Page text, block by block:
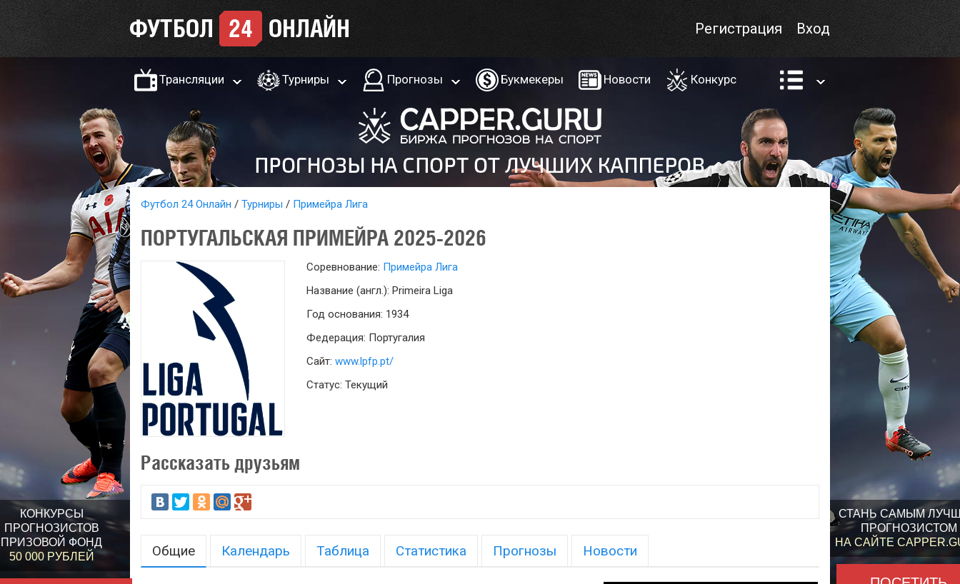
КОНКУРСЫ
ПРОГНОЗИСТОВ
ПРИЗОВОЙ ФОНД
50 000 РУБЛЕЙ
СТАНЬ САМЫМ
ПРОГНОЗИСТОМ
НА САЙТЕ
Вход
Регистрация
Трансляции Турниры Прогнозы Букмекеры Новости Конкурс
Футбол 24 Онлайн Турниры Примейра Лига
ПОРТУГАЛЬСКАЯ ПРИМЕЙРА 2025-2026
Соревнование: Примейра Лига
Название (англ.): Primeira Liga
Год основания: 1934
Федерация: Португалия
Сайт: www.lpfp.pt/
Статус: Текущий
Рассказать друзьям
Общие Календарь Таблица Статистика Прогнозы Новости